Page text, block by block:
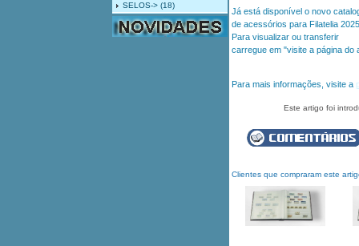
SELOS->(18)
Já está disponível o novo
de acessórios para Filatelia
Para visualizar ou transferir
carregue em "visite a página do
Para mais informações, visite a
Este artigo foi
Clientes que compraram este